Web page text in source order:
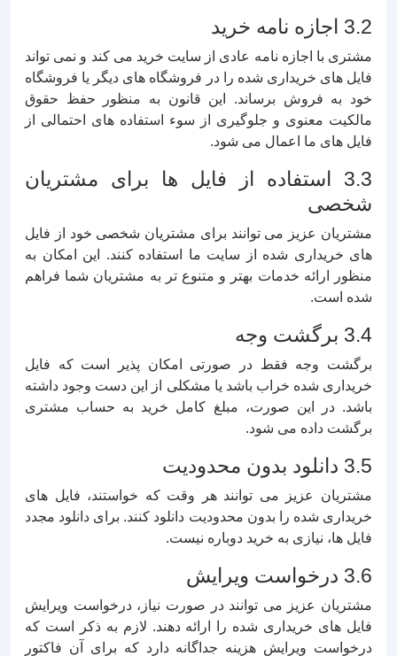
3.2 اجازه نامه خرید
مشتری با اجازه نامه عادی از سایت خرید می کند و نمی تواند
فایل های خریداری شده را در فروشگاه های دیگر یا فروشگاه
خود به فروش برساند. این قانون به منظور حفظ حقوق
مالکیت معنوی و جلوگیری از سوء استفاده های احتمالی از
فایل های ما اعمال می شود.
3.3 استفاده از فایل ها برای مشتریان
شخصی
مشتریان عزیز می توانند برای مشتریان شخصی خود از فایل
های خریداری شده از سایت ما استفاده کنند. این امکان به
منظور ارائه خدمات بهتر و متنوع تر به مشتریان شما فراهم
شده است.
3.4 برگشت وجه
برگشت وجه فقط در صورتی امکان پذیر است که فایل
خریداری شده خراب باشد یا مشکلی از این دست وجود داشته
باشد. در این صورت، مبلغ کامل خرید به حساب مشتری
برگشت داده می شود.
3.5 دانلود بدون محدودیت
مشتریان عزیز می توانند هر وقت که خواستند، فایل های
خریداری شده را بدون محدودیت دانلود کنند. برای دانلود مجدد
فایل ها، نیازی به خرید دوباره نیست.
3.6 درخواست ویرایش
مشتریان عزیز می توانند در صورت نیاز، درخواست ویرایش
فایل های خریداری شده را ارائه دهند. لازم به ذکر است که
درخواست ویرایش هزینه جداگانه دارد که برای آن فاکتور